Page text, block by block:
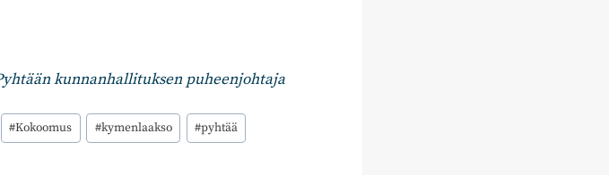
kunnanhallituksen puheenjohtaja
#Kokoomus #kymenlaakso #pyhtää